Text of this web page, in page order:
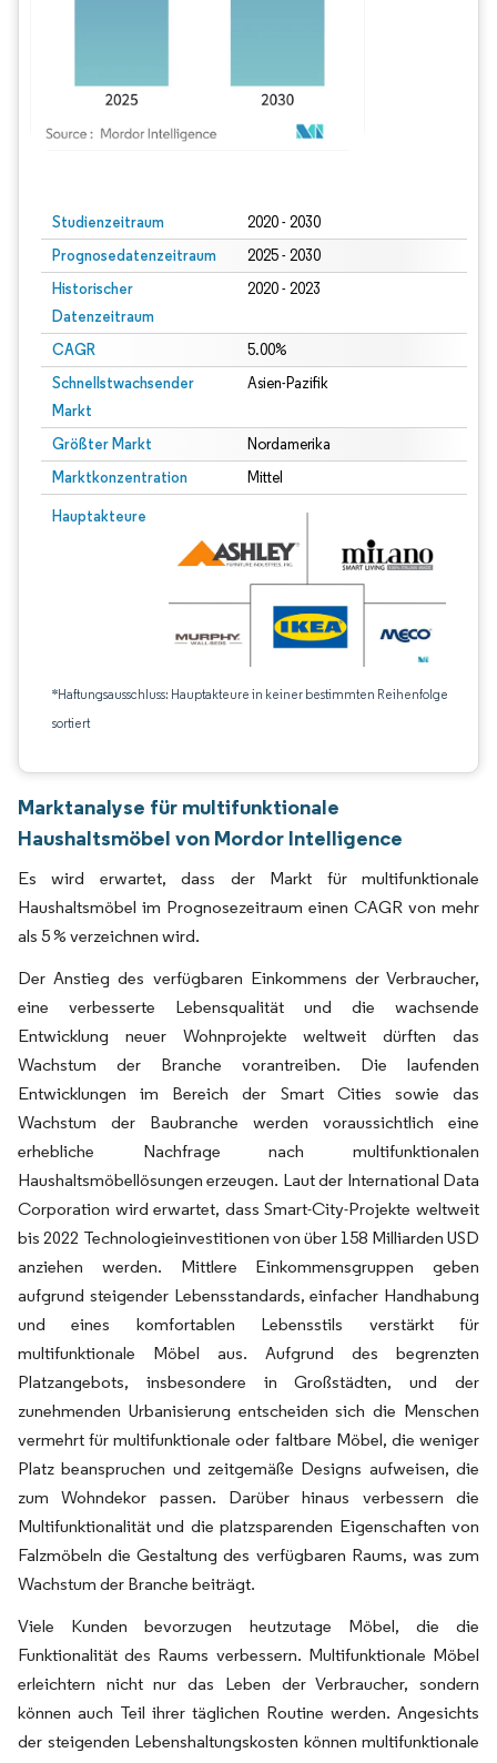
Studienzeitraum 2020 - 2030
Prognosedatenzeitraum 2025 - 2030
Historischer
Datenzeitraum
2020 - 2023
CAGR 5.00%
Schnellstwachsender
Markt
Asien-Pazifik
Größter Markt Nordamerika
Marktkonzentration Mittel
Hauptakteure
*Haftungsausschluss: Hauptakteure in keiner bestimmten Reihenfolge
sortiert
Marktanalyse für multifunktionale
Haushaltsmöbel von Mordor Intelligence
Es wird erwartet, dass der Markt für multifunktionale
Haushaltsmöbel im Prognosezeitraum einen CAGR von mehr
als 5 % verzeichnen wird.
Der Anstieg des verfügbaren Einkommens der Verbraucher,
eine verbesserte Lebensqualität und die wachsende
Entwicklung neuer Wohnprojekte weltweit dürften das
Wachstum der Branche vorantreiben. Die laufenden
Entwicklungen im Bereich der Smart Cities sowie das
Wachstum der Baubranche werden voraussichtlich eine
erhebliche Nachfrage nach multifunktionalen
Haushaltsmöbellösungen erzeugen. Laut der International Data
Corporation wird erwartet, dass Smart-City-Projekte weltweit
bis 2022 Technologieinvestitionen von über 158 Milliarden USD
anziehen werden. Mittlere Einkommensgruppen geben
aufgrund steigender Lebensstandards, einfacher Handhabung
und eines komfortablen Lebensstils verstärkt für
multifunktionale Möbel aus. Aufgrund des begrenzten
Platzangebots, insbesondere in Großstädten, und der
zunehmenden Urbanisierung entscheiden sich die Menschen
vermehrt für multifunktionale oder faltbare Möbel, die weniger
Platz beanspruchen und zeitgemäße Designs aufweisen, die
zum Wohndekor passen. Darüber hinaus verbessern die
Multifunktionalität und die platzsparenden Eigenschaften von
Falzmöbeln die Gestaltung des verfügbaren Raums, was zum
Wachstum der Branche beiträgt.
Viele Kunden bevorzugen heutzutage Möbel, die die
Funktionalität des Raums verbessern. Multifunktionale Möbel
erleichtern nicht nur das Leben der Verbraucher, sondern
können auch Teil ihrer täglichen Routine werden. Angesichts
der steigenden Lebenshaltungskosten können multifunktionale